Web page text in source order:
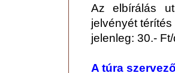
Az elbírálás
jelvényét
jelenleg: 30.-
A túra